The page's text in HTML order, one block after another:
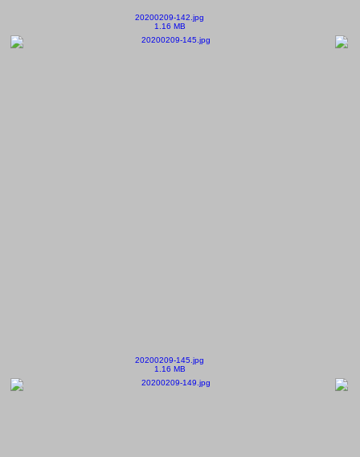
20200209-142.jpg
1.16 MB
20200209-145.jpg
1.16 MB